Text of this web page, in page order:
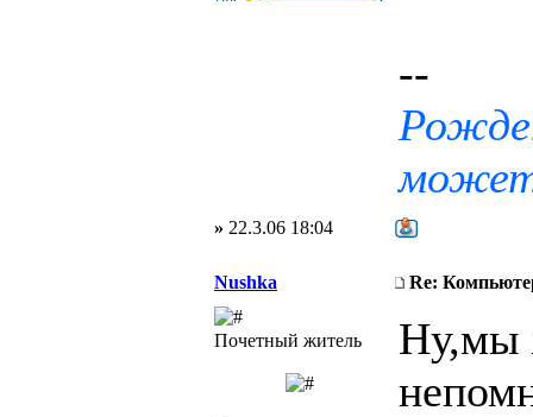
--
» 22.3.06 18:04
Nushka Re:
Почетный житель
Ну,мы